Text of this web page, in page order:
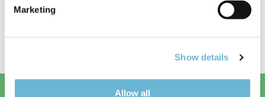
Marketing
Show details
Allow all
anyone who wants the quality of
surgery you’d get in the uk for a third of
(uden skjulte omkostninger). Mange andre klinikker